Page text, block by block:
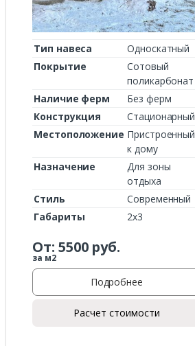
Тип навеса
Односкатный
Покрытие
Сотовый
поликарбонат
Наличие ферм
Без ферм
Конструкция
Стационарный
Местоположение Пристроенный
к дому
Назначение
Для зоны
отдыха
Стиль
Современный
Габариты
2х3
От: 5500руб.
за м2
Подробнее
Расчет стоимости